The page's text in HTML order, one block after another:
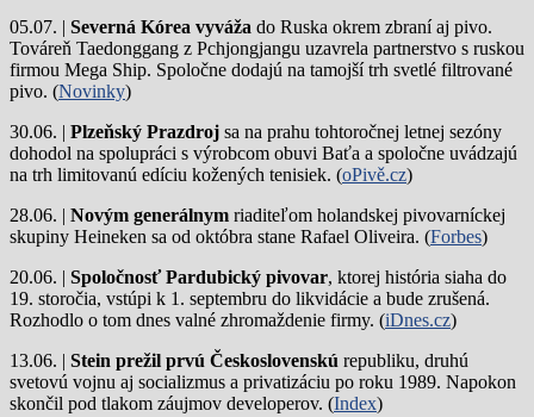
05.07. | Severná Kórea vyváža do Ruska okrem zbraní aj pivo.
Továreň Taedonggang z Pchjongjangu uzavrela partnerstvo s ruskou
firmou Mega Ship. Spoločne dodajú na tamojší trh svetlé filtrované
pivo. (Novinky)
30.06. | Plzeňský Prazdroj sa na prahu tohtoročnej letnej sezóny
dohodol na spolupráci s výrobcom obuvi Baťa a spoločne uvádzajú
na trh limitovanú edíciu kožených tenisiek. (oPivě.cz)
28.06. | Novým generálnym riaditeľom holandskej pivovarníckej
skupiny Heineken sa od októbra stane Rafael Oliveira. (Forbes)
20.06. | Spoločnosť Pardubický pivovar, ktorej história siaha do
19. storočia, vstúpi k 1. septembru do likvidácie a bude zrušená.
Rozhodlo o tom dnes valné zhromaždenie firmy. (iDnes.cz)
13.06. | Stein prežil prvú Československú republiku, druhú
svetovú vojnu aj socializmus a privatizáciu po roku 1989. Napokon
skončil pod tlakom záujmov developerov. (Index)